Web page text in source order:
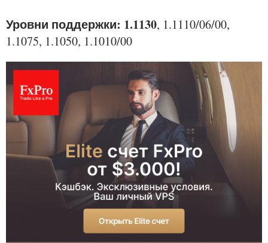
Уровни поддержки: 1.1130, 1.1110/06/00,
1.1075, 1.1050, 1.1010/00